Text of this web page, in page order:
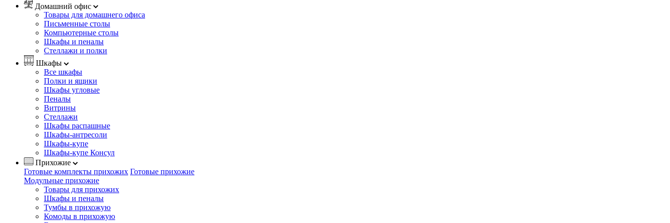
Домашний офис
Товары для домашнего офиса
Письменные столы
Компьютерные столы
Шкафы и пеналы
Стеллажи и полки
Шкафы
Все шкафы
Полки и ящики
Шкафы угловые
Пеналы
Витрины
Стеллажи
Шкафы распашные
Шкафы-антресоли
Шкафы-купе
Шкафы-купе Консул
Прихожие
Готовые комплекты прихожих Готовые прихожие
Модульные прихожие
Товары для прихожих
Шкафы и пеналы
Тумбы в прихожую
Комоды в прихожую